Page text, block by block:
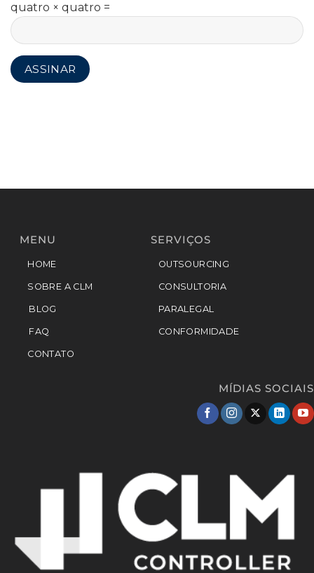
quatro × quatro =
MENU
HOME
SOBRE A CLM
BLOG
FAQ
CONTATO
SERVIÇOS
OUTSOURCING
CONSULTORIA
PARALEGAL
CONFORMIDADE
MÍDIAS SOCIAIS